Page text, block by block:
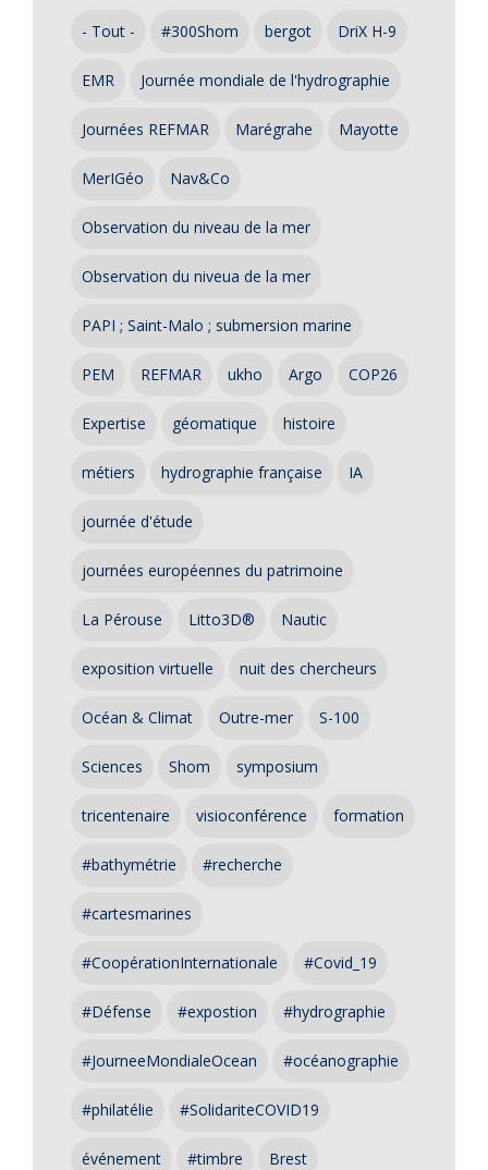
- Tout - #300Shom bergot DriX H-9
EMR Journée mondiale de l'hydrographie
Journées REFMAR Marégrahe Mayotte
MerIGéo Nav&Co
Observation du niveau de la mer
Observation du niveua de la mer
PAPI ; Saint-Malo ; submersion marine
PEM REFMAR ukho Argo COP26
Expertise géomatique histoire
métiers hydrographie française IA
journée d'étude
journées européennes du patrimoine
La Pérouse Litto3D® Nautic
exposition virtuelle nuit des chercheurs
Océan & Climat Outre-mer S-100
Sciences Shom symposium
tricentenaire visioconférence formation
#bathymétrie #recherche
#cartesmarines
#CoopérationInternationale #Covid_19
#Défense #expostion #hydrographie
#JourneeMondialeOcean #océanographie
#philatélie #SolidariteCOVID19
événement #timbre Brest